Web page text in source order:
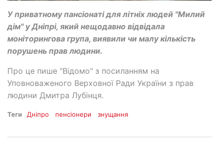
У приватному пансіонаті для літніх людей "Милий
дім" у Дніпрі, який нещодавно відвідала
моніторингова група, виявили чи малу кількість
порушень прав людини.
Про це пише "Відомо" з посиланням на
Уповноваженого Верховної Ради України з прав
людини Дмитра Лубінця.
Теги Дніпро пенсіонери знущання